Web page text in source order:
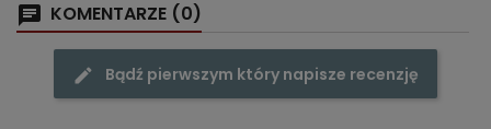
KOMENTARZE (0)
Bądź pierwszym który napisze recenzję